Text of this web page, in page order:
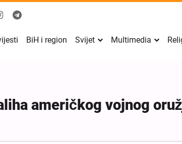
BiH i region Svijet Multimedia
američkog vojnog